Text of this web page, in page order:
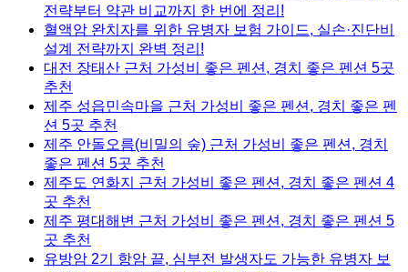
전략부터 약관 비교까지 한 번에 정리!
혈액암 완치자를 위한 유병자 보험 가이드, 실손·진단비
설계 전략까지 완벽 정리!
대전 장태산 근처 가성비 좋은 펜션, 경치 좋은 펜션 5곳
추천
제주 성읍민속마을 근처 가성비 좋은 펜션, 경치 좋은 펜
션 5곳 추천
제주 안돌오름(비밀의 숲) 근처 가성비 좋은 펜션, 경치
좋은 펜션 5곳 추천
제주도 연화지 근처 가성비 좋은 펜션, 경치 좋은 펜션 4
곳 추천
제주 평대해변 근처 가성비 좋은 펜션, 경치 좋은 펜션 5
곳 추천
유방암 2기 항암 끝, 심부전 발생자도 가능한 유병자 보